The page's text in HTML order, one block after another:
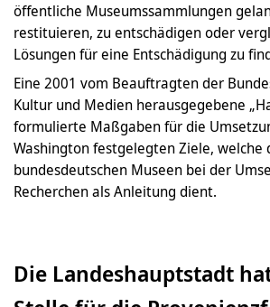
öffentliche Museumssammlungen
restituieren, zu entschädigen oder
Lösungen für eine Entschädigung zu
Eine 2001 vom Beauftragten der
Kultur und Medien herausgegebene
formulierte Maßgaben für die
Washington festgelegten Ziele, welche
bundesdeutschen Museen bei der
Recherchen als Anleitung dient.
Die Landeshauptstadt